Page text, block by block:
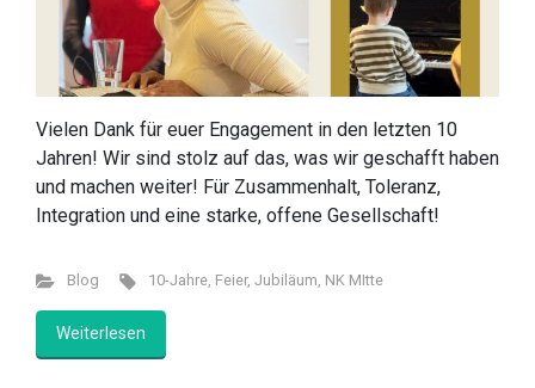
Vielen Dank für euer Engagement in den letzten 10
Jahren! Wir sind stolz auf das, was wir geschafft haben
und machen weiter! Für Zusammenhalt, Toleranz,
Integration und eine starke, offene Gesellschaft!
Blog 10-Jahre, Feier,Jubiläum, NK MItte
Weiterlesen